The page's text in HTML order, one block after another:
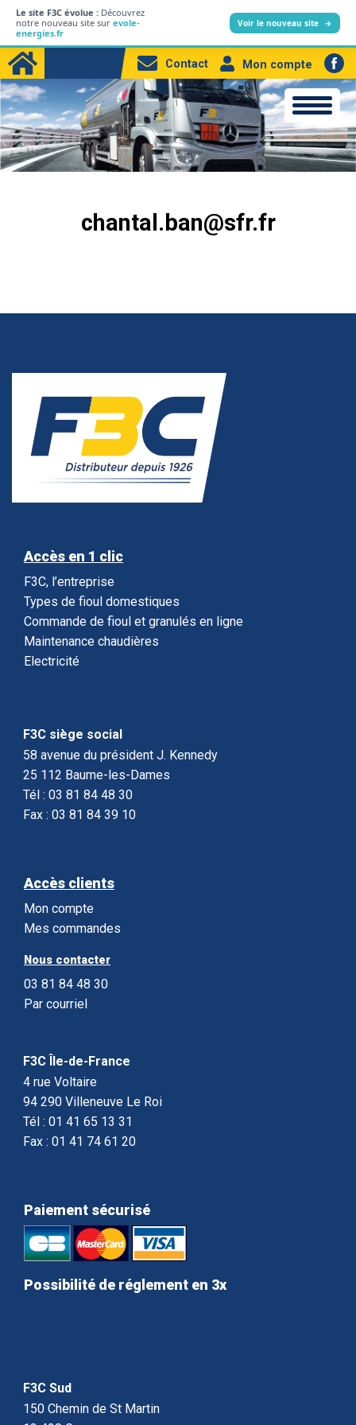
Le site F3C évolue : Découvrez
notre nouveau site sur evole-
energies.fr
Voir le nouveau site →
Professionnels
Produits
Station-service
Electricité
Contact Mon compte
chantal.ban@sfr.fr
Accès en 1 clic
F3C, l’entreprise
Types de fioul domestiques
Commande de fioul et granulés en ligne
Maintenance chaudières
Electricité
F3C siège social
58 avenue du président J. Kennedy
25 112 Baume-les-Dames
Tél : 03 81 84 48 30
Fax : 03 81 84 39 10
Accès clients
Mon compte
Mes commandes
Nous contacter
03 81 84 48 30
Par courriel
F3C Île-de-France
4 rue Voltaire
94 290 Villeneuve Le Roi
Tél : 01 41 65 13 31
Fax : 01 41 74 61 20
Paiement sécurisé
Possibilité de réglement en 3x
F3C Sud
150 Chemin de St Martin